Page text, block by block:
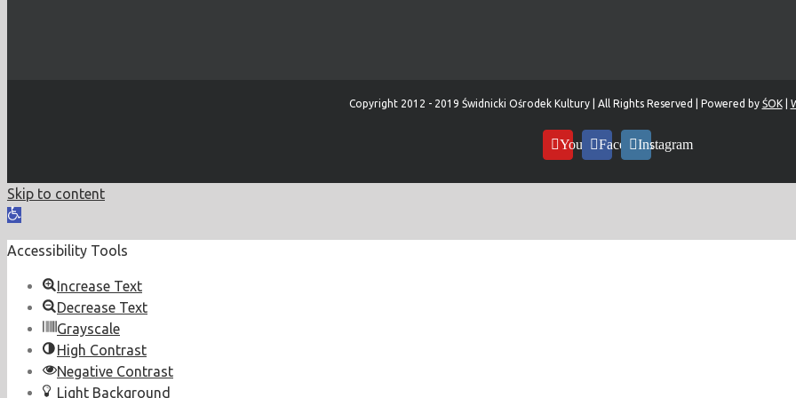
Copyright 2012 - 2019 Świdnicki Ośrodek Kultury | All Rights Reserved | Powered by ŚOK|
YouTubeFacebookInstagram
Skip to content
Open
Accessibility Tools
Increase Text
Decrease Text
Grayscale
High Contrast
Negative Contrast
Light Background